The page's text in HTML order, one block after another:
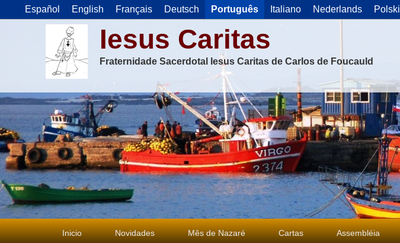
Español English Français Deutsch Português Italiano Nederlands Polski
Iesus Caritas
Fraternidade Sacerdotal Iesus Caritas de Carlos de Foucauld
Menu
principal
Inicio Novidades Mês de Nazaré Cartas Assembléia